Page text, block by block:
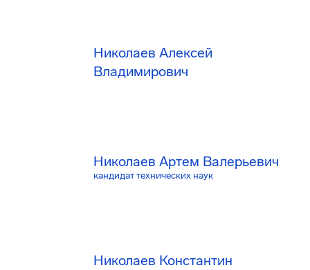
Николаев Алексей
Владимирович
Николаев Артем Валерьевич
кандидат технических наук
Николаев Константин